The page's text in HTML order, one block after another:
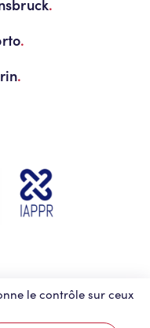
.
.
.
Actualités
Mentions légales
le contrôle sur ceux